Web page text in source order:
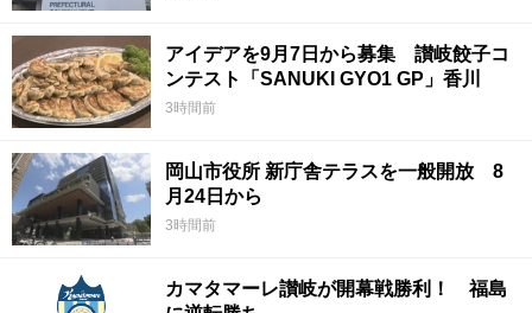
アイデアを9月7日から募集 讃岐餃子コ
ンテスト「SANUKI GYO1 GP」香川
3時間前
岡山市役所 新庁舎テラスを一般開放 8
月24日から
3時間前
カマタマーレ讃岐が開幕戦勝利！ 福島